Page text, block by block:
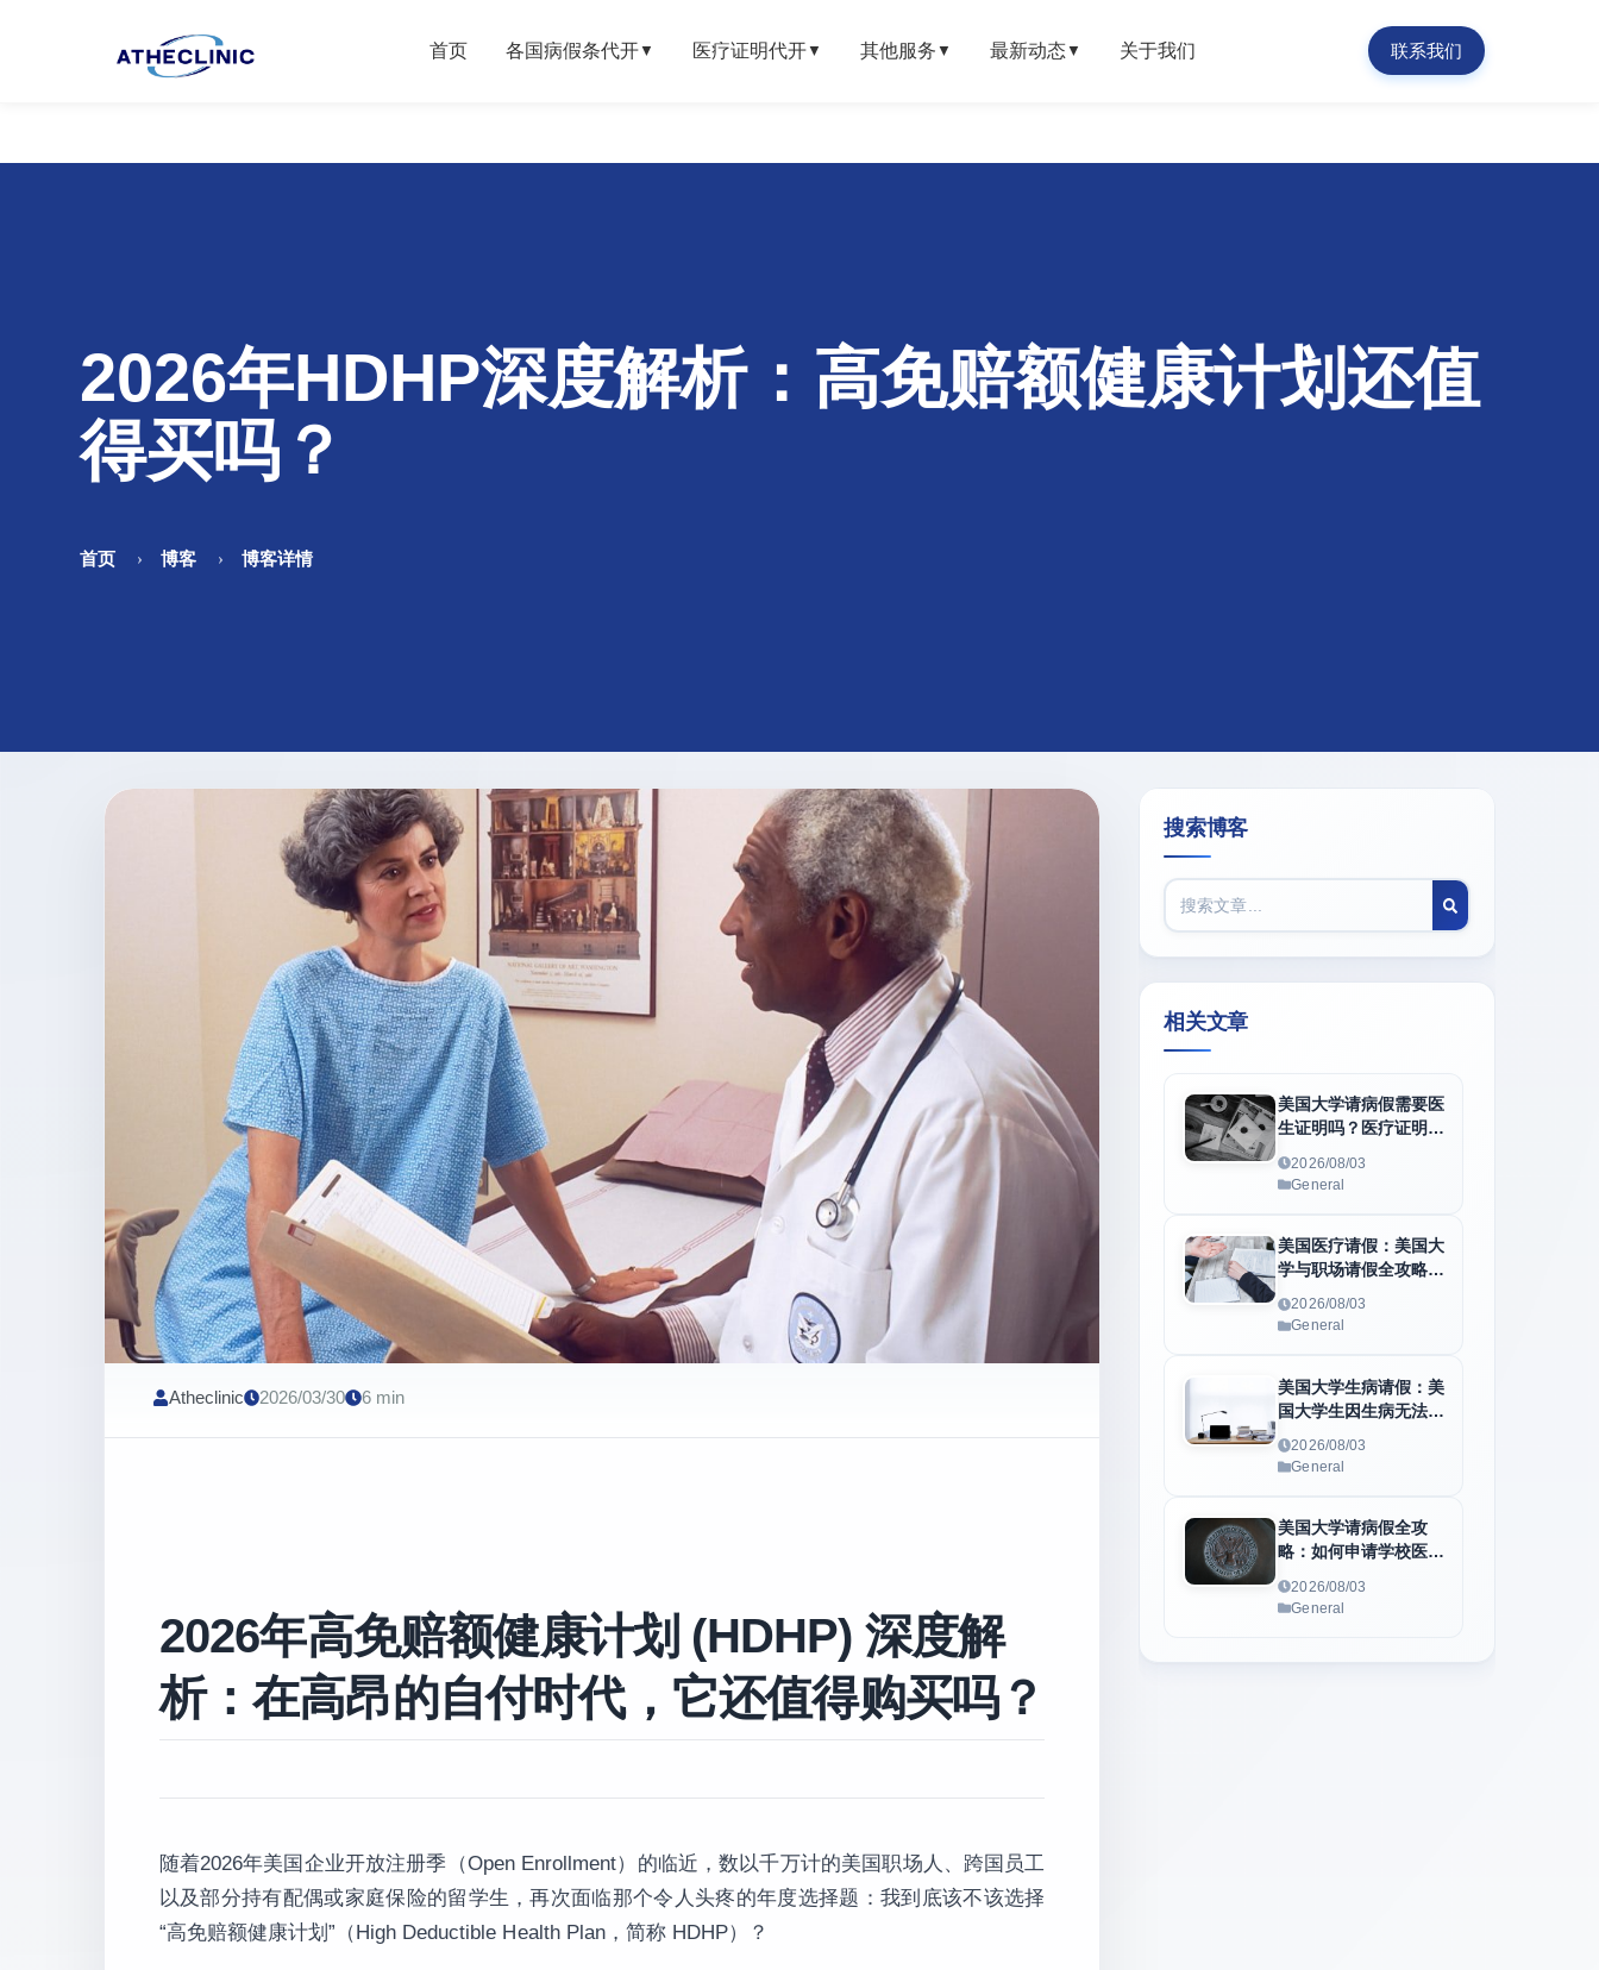
首页 各国病假条代开▼ 医疗证明代开▼ 其他服务 ▼ 最新动态▼ 关于我们 联系我们
2026年HDHP深度解析：高免赔额健康计划还值
得买吗？
首页 博客 博客详情
Atheclinic 2026/03/30 6 min
2026年高免赔额健康计划 (HDHP) 深度解
析：在高昂的自付时代，它还值得购买吗？
随着2026年美国企业开放注册季（Open Enrollment）的临近，数以千万计的美国职场人、跨国员工
以及部分持有配偶或家庭保险的留学生，再次面临那个令人头疼的年度选择题：我到底该不该选择
“高免赔额健康计划”（High Deductible Health Plan，简称 HDHP）？
搜索博客
相关文章
美国大学请病假需要医
生证明吗？医疗证明、
全解析
2026/08/03
General
美国医疗请假：美国大
学与职场请假全攻略：
生证明及F1身份维护
2026/08/03
General
美国大学生病请假：美
国大学生因生病无法上
课怎么办？学校请假、
医疗证明与病假条申请
2026/08/03
General
美国大学请病假全攻
略：如何申请学校医疗
休假、准备医疗证明和
医生病假条
2026/08/03
General